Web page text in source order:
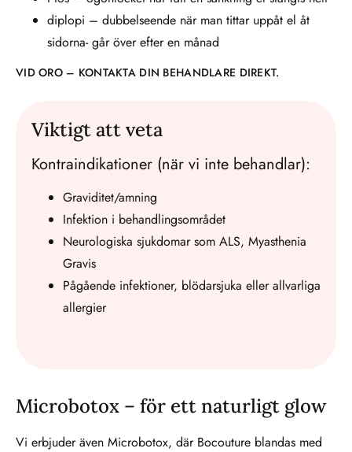
diplopi – dubbelseende när man tittar uppåt el åt
sidorna- går över efter en månad
VID ORO – KONTAKTA DIN BEHANDLARE DIREKT.
Viktigt att veta
Kontraindikationer (när vi inte behandlar):
Graviditet/amning
Infektion i behandlingsområdet
Neurologiska sjukdomar som ALS, Myasthenia
Gravis
Pågående infektioner, blödarsjuka eller allvarliga
allergier
Microbotox – för ett naturligt glow
Vi erbjuder även Microbotox, där Bocouture blandas med